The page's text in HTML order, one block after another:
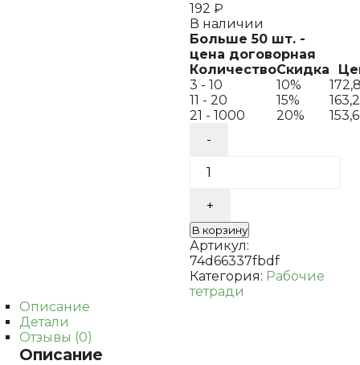
192 ₽
В наличии
Больше 50 шт. -
цена договорная
КоличествоСкидка
3 - 10
10%
11 - 20
15%
21 - 1000
20%
РУС.
ЯЗЫКУ
4
Ч.2.
ФГОС
В корзину
Артикул:
74d66337fbdf
Категория: Рабочие
тетради
Описание
Детали
Отзывы (0)
Описание